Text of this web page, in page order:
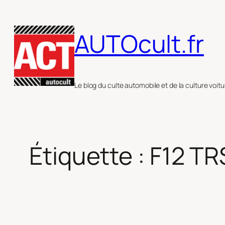
au
contenu
AUTOcult.fr
Le blog du culte automobile et de la culture
Étiquette : F12